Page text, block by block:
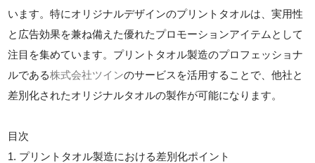
います。特にオリジナルデザインのプリントタオルは、実用性
と広告効果を兼ね備えた優れたプロモーションアイテムとして
注目を集めています。プリントタオル製造のプロフェッショナ
ルである株式会社ツインのサービスを活用することで、他社と
差別化されたオリジナルタオルの製作が可能になります。
目次
1. プリントタオル製造における差別化ポイント